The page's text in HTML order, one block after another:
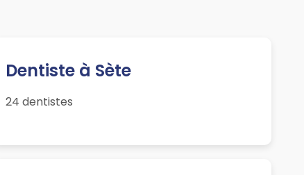
Dentiste à Sète
24 dentistes